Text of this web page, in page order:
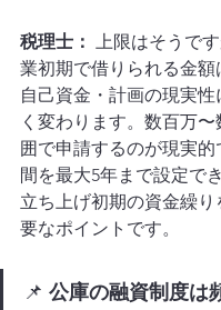
税理士： 上限はそうで
業初期で借りられる金額
自己資金・計画の現実性
く変わります。数百万
囲で申請するのが現実的
間を最大5年まで設定で
立ち上げ初期の資金繰
要なポイントです。
📌 公庫の融資制度は